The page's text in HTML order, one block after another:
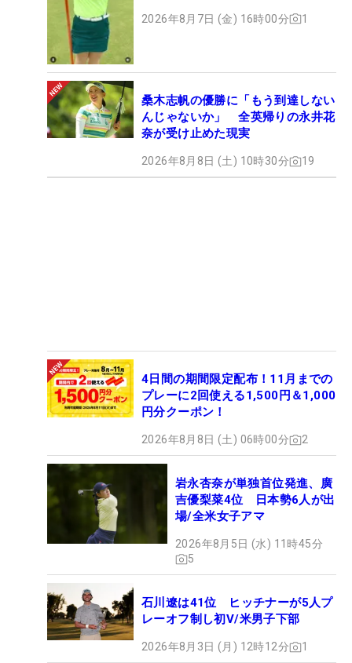
2026年8月7日 (金) 16時00分 1
桑木志帆の優勝に「もう到達しない
んじゃないか」 全英帰りの永井花
奈が受け止めた現実
2026年8月8日 (土) 10時30分 19
4日間の期間限定配布！11月までの
プレーに2回使える1,500円＆1,000
円分クーポン！
2026年8月8日 (土) 06時00分 2
岩永杏奈が単独首位発進、廣
吉優梨菜4位 日本勢6人が出
場/全米女子アマ
2026年8月5日 (水) 11時45分
5
石川遼は41位 ヒッチナーが5人プ
レーオフ制し初V/米男子下部
2026年8月3日 (月) 12時12分 1